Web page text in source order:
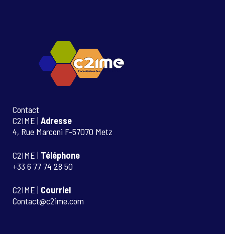
Contact
C2IME | Adresse
4, Rue Marconi F-57070 Metz
C2IME | Téléphone
+33 6 77 74 28 50
C2IME | Courriel
Contact@c2ime.com